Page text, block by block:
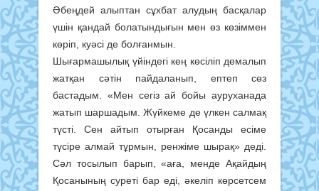
Әбеңдей алыптан сұхбат алудың басқалар
үшін қандай болатындығын мен өз көзіммен
көріп, куәсі де болғанмын.
Шығармашылық үйіндегі кең көсіліп демалып
жатқан сәтін пайдаланып, ептеп сөз
бастадым. «Мен сегіз ай бойы ауруханада
жатып шаршадым. Жүйкеме де үлкен салмақ
түсті. Сен айтып отырған Қосанды есіме
түсіре алмай тұрмын, ренжіме шырақ» деді.
Сәл тосылып барып, «аға, менде Ақайдың
Қосанының суреті бар еді, әкеліп көрсетсем